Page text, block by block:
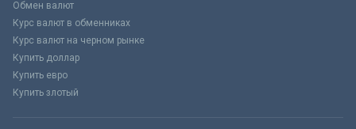
Обмен валют
Курс валют в обменниках
Курс валют на черном рынке
Купить доллар
Купить евро
Купить злотый